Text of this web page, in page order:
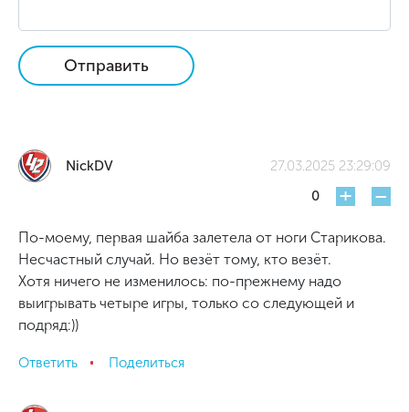
Отправить
NickDV
27.03.2025 23:29:09
0
+ -
По-моему, первая шайба залетела от ноги Старикова.
Несчастный случай. Но везёт тому, кто везёт.
Хотя ничего не изменилось: по-прежнему надо
выигрывать четыре игры, только со следующей и
подряд:))
Ответить Поделиться